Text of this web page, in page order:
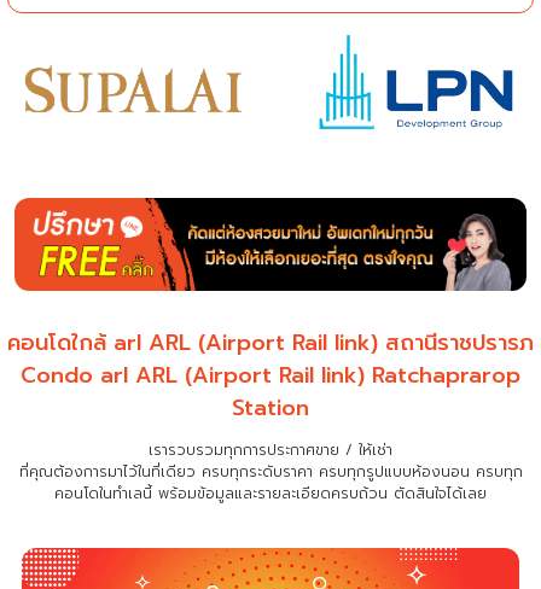
คอนโดใกล้ arl ARL (Airport Rail link) สถานีราชปรารภ
Condo arl ARL (Airport Rail link) Ratchaprarop
Station
เรารวบรวมทุกการประกาศขาย / ให้เช่า
ที่คุณต้องการมาไว้ในที่เดียว ครบทุกระดับราคา ครบทุกรูปแบบห้องนอน ครบทุก
คอนโดในทำเลนี้ พร้อมข้อมูลและรายละเอียดครบถ้วน ตัดสินใจได้เลย